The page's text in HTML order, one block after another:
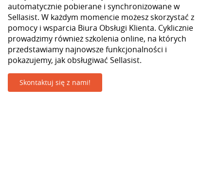
automatycznie pobierane i synchronizowane w
Sellasist. W każdym momencie możesz skorzystać z
pomocy i wsparcia Biura Obsługi Klienta. Cyklicznie
prowadzimy również szkolenia online, na których
przedstawiamy najnowsze funkcjonalności i
pokazujemy, jak obsługiwać Sellasist.
Skontaktuj się z nami!